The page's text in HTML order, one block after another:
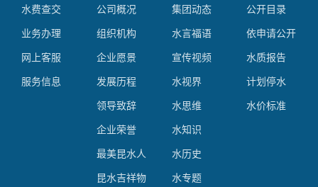
水费查交
业务办理
网上客服
服务信息
公司概况
组织机构
企业愿景
发展历程
领导致辞
企业荣誉
最美昆水人
昆水吉祥物
集团动态
水言福语
宣传视频
水视界
水思维
水知识
水历史
水专题
公开目录
依申请公开
水质报告
计划停水
水价标准